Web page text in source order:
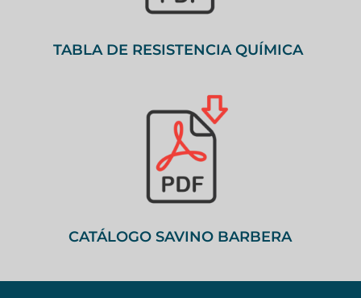
TABLA DE RESISTENCIA QUÍMICA
CATÁLOGO SAVINO BARBERA